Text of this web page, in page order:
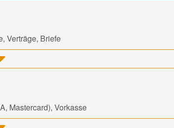
Verträge, Briefe
Mastercard), Vorkasse